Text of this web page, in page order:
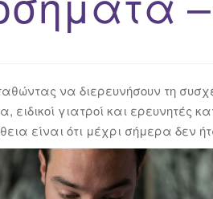
να διερευνήσουν τη
ειδικοί γιατροί και ερευνητές
είναι ότι μέχρι σήμερα δεν